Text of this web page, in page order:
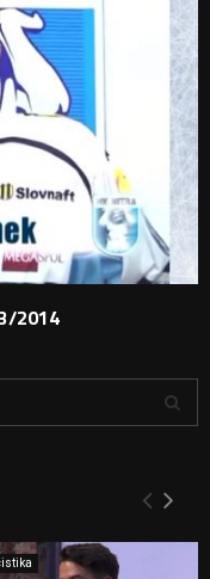
2014
Y
H